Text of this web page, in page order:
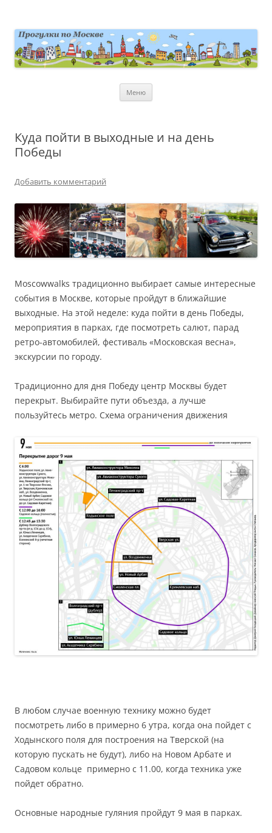
Меню
Куда пойти в выходные и на день
Победы
Добавить комментарий
Moscowwalks традиционно выбирает самые интересные
события в Москве, которые пройдут в ближайшие
выходные. На этой неделе: куда пойти в день Победы,
мероприятия в парках, где посмотреть салют, парад
ретро-автомобилей, фестиваль «Московская весна»,
экскурсии по городу.
Традиционно для дня Победу центр Москвы будет
перекрыт. Выбирайте пути объезда, а лучше
пользуйтесь метро. Схема ограничения движения
В любом случае военную технику можно будет
посмотреть либо в примерно 6 утра, когда она пойдет с
Ходынского поля для построения на Тверской (на
которую пускать не будут), либо на Новом Арбате и
Садовом кольце примерно с 11.00, когда техника уже
пойдет обратно.
Основные народные гуляния пройдут 9 мая в парках.